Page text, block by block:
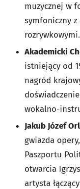
muzycznej w
symfoniczny
rozrywkowymi.
Akademicki
istniejący od
nagród
wokalno-
Jakub Józef
gwiazda
Paszportu
otwarcia
artysta